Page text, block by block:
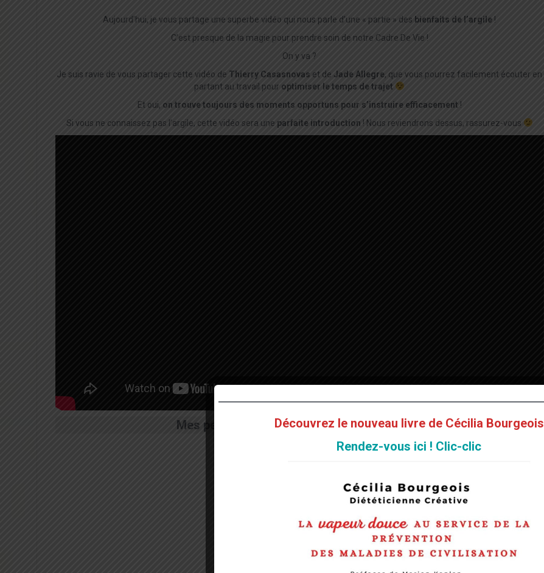
Aujourd’hui, je vous partage une superbe vidéo qui nous parle d’une « partie » des bienfaits de l’argile !
C’est presque de la magie pour prendre soin de notre Cadre De Vie !
On y va ?
Je suis ravie de vous partager cette vidéo de Thierry Casasnovas et de Jade Allegre, que vous pourrez facilement écouter en
partant au travail pour optimiser le temps de trajet
Et oui, on trouve toujours des moments opportuns pour s’instruire efficacement !
Si vous ne connaissez pas l’argile, cette vidéo sera une parfaite introduction ! Nous reviendrons dessus, rassurez-vous
Mes petits « + » : Où se procurer de l’argile ?
Découvrez le nouveau livre de Cécilia Bourgeois
Rendez-vous ici ! Clic-clic